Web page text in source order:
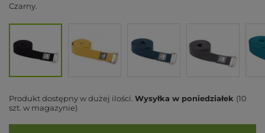
Czarny.
Produkt dostępny w dużej ilości Wysyłka w poniedziałek (10
szt. w magazynie)